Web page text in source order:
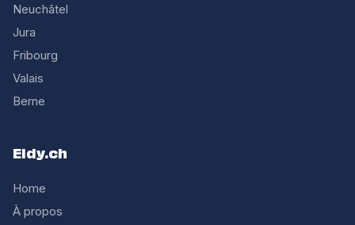
Neuchâtel
Jura
Fribourg
Valais
Berne
Eldy.ch
Home
À propos